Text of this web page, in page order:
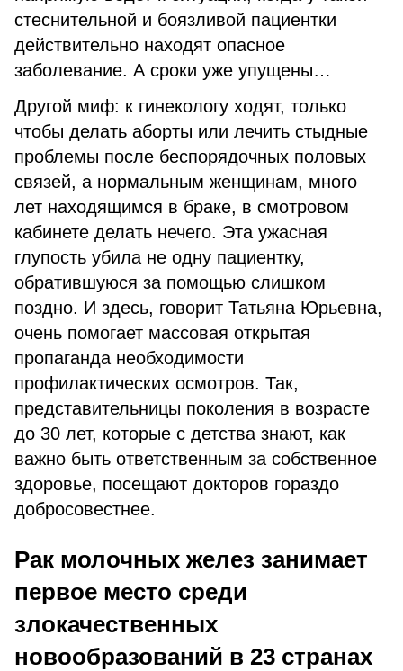
стеснительной и боязливой пациентки
действительно находят опасное
заболевание. А сроки уже упущены…
Другой миф: к гинекологу ходят, только
чтобы делать аборты или лечить стыдные
проблемы после беспорядочных половых
связей, а нормальным женщинам, много
лет находящимся в браке, в смотровом
кабинете делать нечего. Эта ужасная
глупость убила не одну пациентку,
обратившуюся за помощью слишком
поздно. И здесь, говорит Татьяна Юрьевна,
очень помогает массовая открытая
пропаганда необходимости
профилактических осмотров. Так,
представительницы поколения в возрасте
до 30 лет, которые с детства знают, как
важно быть ответственным за собственное
здоровье, посещают докторов гораздо
добросовестнее.
Рак молочных желез занимает
первое место среди
злокачественных
новообразований в 23 странах